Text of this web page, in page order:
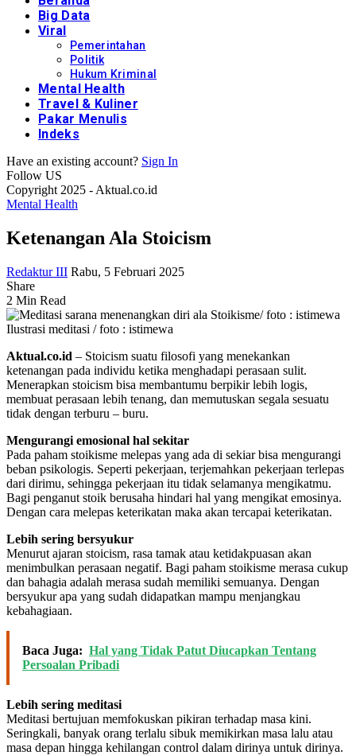
Big Data
Viral
Pemerintahan
Politik
Hukum Kriminal
Mental Health
Travel & Kuliner
Pakar Menulis
Indeks
Have an existing account? Sign In
Follow US
Copyright 2025 - Aktual.co.id
Mental Health
Ketenangan Ala Stoicism
Redaktur III Rabu, 5 Februari 2025
Share
2 Min Read
Ilustrasi meditasi / foto : istimewa
Aktual.co.id – Stoicism suatu filosofi yang menekankan
ketenangan pada individu ketika menghadapi perasaan sulit.
Menerapkan stoicism bisa membantumu berpikir lebih logis,
membuat perasaan lebih tenang, dan memutuskan segala sesuatu
tidak dengan terburu – buru.
Mengurangi emosional hal sekitar
Pada paham stoikisme melepas yang ada di sekiar bisa mengurangi
beban psikologis. Seperti pekerjaan, terjemahkan pekerjaan terlepas
dari dirimu, sehingga pekerjaan itu tidak selamanya mengikatmu.
Bagi penganut stoik berusaha hindari hal yang mengikat emosinya.
Dengan cara melepas keterikatan maka akan tercapai keterikatan.
Lebih sering bersyukur
Menurut ajaran stoicism, rasa tamak atau ketidakpuasan akan
menimbulkan perasaan negatif. Bagi paham stoikisme merasa cukup
dan bahagia adalah merasa sudah memiliki semuanya. Dengan
bersyukur apa yang sudah didapatkan mampu menjangkau
kebahagiaan.
Baca Juga: Hal yang Tidak Patut Diucapkan Tentang
Persoalan Pribadi
Lebih sering meditasi
Meditasi bertujuan memfokuskan pikiran terhadap masa kini.
Seringkali, banyak orang terlalu sibuk memikirkan masa lalu atau
masa depan hingga kehilangan control dalam dirinya untuk dirinya.